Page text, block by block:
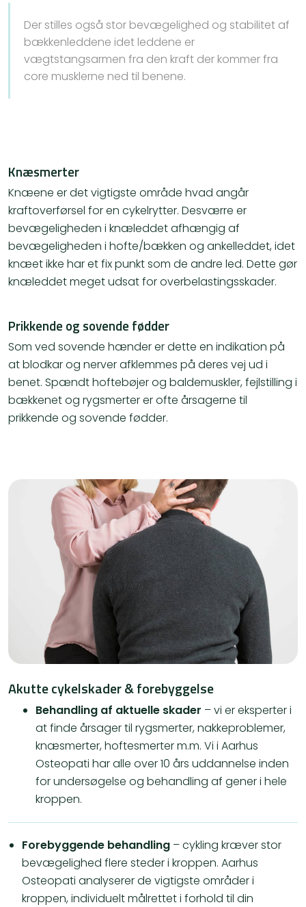
Der stilles også stor bevægelighed og stabilitet af
bækkenleddene idet leddene er
vægtstangsarmen fra den kraft der kommer fra
core musklerne ned til benene.
Knæsmerter
Knæene er det vigtigste område hvad angår
kraftoverførsel for en cykelrytter. Desværre er
bevægeligheden i knæleddet afhængig af
bevægeligheden i hofte/bækken og ankelleddet, idet
knæet ikke har et fix punkt som de andre led. Dette gør
knæleddet meget udsat for overbelastingsskader.
Prikkende og sovende fødder
Som ved sovende hænder er dette en indikation på
at blodkar og nerver afklemmes på deres vej ud i
benet. Spændt hoftebøjer og baldemuskler, fejlstilling i
bækkenet og rygsmerter er ofte årsagerne til
prikkende og sovende fødder.
Akutte cykelskader & forebyggelse
Behandling af aktuelle skader – vi er eksperter i
at finde årsager til rygsmerter, nakkeproblemer,
knæsmerter, hoftesmerter m.m. Vi i Aarhus
Osteopati har alle over 10 års uddannelse inden
for undersøgelse og behandling af gener i hele
kroppen.
Forebyggende behandling – cykling kræver stor
bevægelighed flere steder i kroppen. Aarhus
Osteopati analyserer de vigtigste områder i
kroppen, individuelt målrettet i forhold til din